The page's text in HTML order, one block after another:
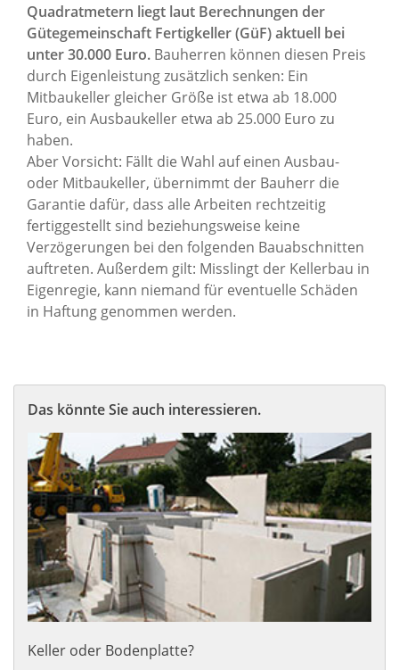
Quadratmetern liegt laut Berechnungen der
Gütegemeinschaft Fertigkeller (GüF) aktuell bei
unter 30.000 Euro. Bauherren können diesen Preis
durch Eigenleistung zusätzlich senken: Ein
Mitbaukeller gleicher Größe ist etwa ab 18.000
Euro, ein Ausbaukeller etwa ab 25.000 Euro zu
haben.
Aber Vorsicht: Fällt die Wahl auf einen Ausbau-
oder Mitbaukeller, übernimmt der Bauherr die
Garantie dafür, dass alle Arbeiten rechtzeitig
fertiggestellt sind beziehungsweise keine
Verzögerungen bei den folgenden Bauabschnitten
auftreten. Außerdem gilt: Misslingt der Kellerbau in
Eigenregie, kann niemand für eventuelle Schäden
in Haftung genommen werden.
Das könnte Sie auch interessieren.
Keller oder Bodenplatte?